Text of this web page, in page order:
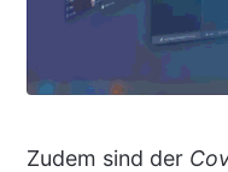
Zudem sind der